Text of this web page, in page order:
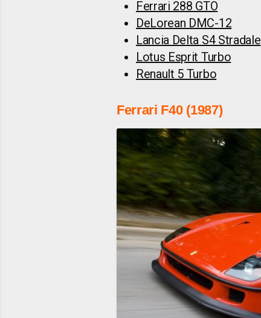
Ferrari 288 GTO
DeLorean DMC-12
Lancia Delta S4 Stradale
Lotus Esprit Turbo
Renault 5 Turbo
Ferrari F40 (1987)